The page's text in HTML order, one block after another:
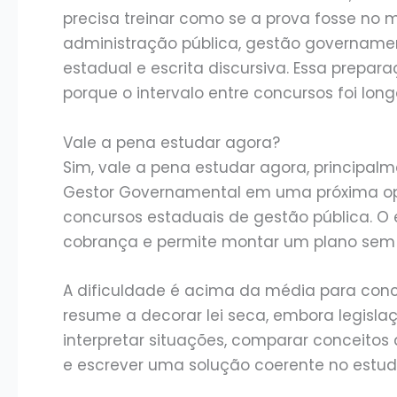
precisa treinar como se a prova fosse no
administração pública, gestão
estadual e escrita discursiva. Essa
porque o intervalo entre concursos foi
Vale a pena estudar agora?
Sim, vale a pena estudar agora,
Gestor Governamental em uma próxima
concursos estaduais de gestão pública.
cobrança e permite montar um plano
A dificuldade é acima da média para
resume a decorar lei seca, embora
interpretar situações, comparar
e escrever uma solução coerente no